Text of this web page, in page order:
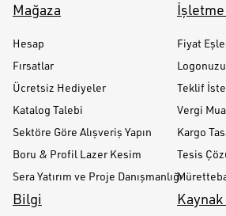
Mağaza
Hesap
Fırsatlar
Ücretsiz Hediyeler
Katalog Talebi
Sektöre Göre Alışveriş Yapın
Boru & Profil Lazer Kesim
Sera Yatırım ve Proje Danışmanlığı
Fiyat
Teklif
Vergi
Kargo
Tesis
Bilgi